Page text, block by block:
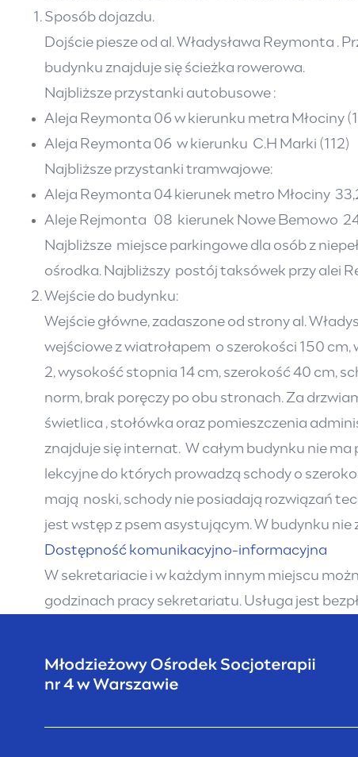
Sposób dojazdu.
Dojście piesze od al. Władysława Reymonta .
budynku znajduje się ścieżka rowerowa.
Najbliższe przystanki autobusowe :
Aleja Reymonta 06 w kierunku metra Młociny
Aleja Reymonta 06 w kierunku C.H Marki (112)
Najbliższe przystanki tramwajowe:
Aleja Reymonta 04 kierunek metro Młociny
Aleje Rejmonta 08 kierunek Nowe Bemowo
Najbliższe miejsce parkingowe dla osób z
ośrodka. Najbliższy postój taksówek przy alei
Wejście do budynku:
Wejście główne, zadaszone od strony al.
wejściowe z wiatrołapem o szerokości 150
2, wysokość stopnia 14 cm, szerokość 40 cm,
norm, brak poręczy po obu stronach. Za
świetlica , stołówka oraz pomieszczenia
znajduje się internat. W całym budynku nie
lekcyjne do których prowadzą schody o
mają noski, schody nie posiadają rozwiązań
jest wstęp z psem asystującym. W budynku
Dostępność komunikacyjno-informacyjna
W sekretariacie i w każdym innym miejscu
godzinach pracy sekretariatu. Usługa jest